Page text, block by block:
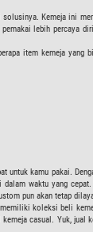
Kemeja ini
lebih percaya
item kemeja
kamu pakai.
waktu yang cepat.
pun akan tetap
koleksi beli
casual. Yuk, jual